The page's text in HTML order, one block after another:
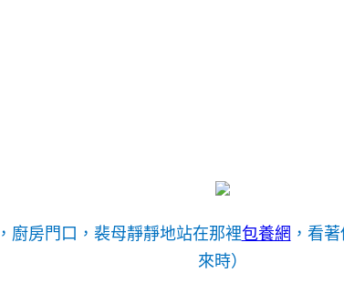
廚房門口，裴母靜靜地站在那裡包養網 ，看
來時）